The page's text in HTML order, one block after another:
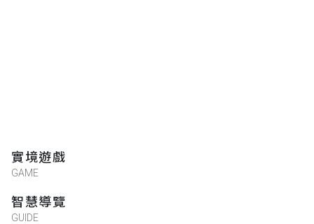
實境遊戲
GAME
智慧導覽
GUIDE